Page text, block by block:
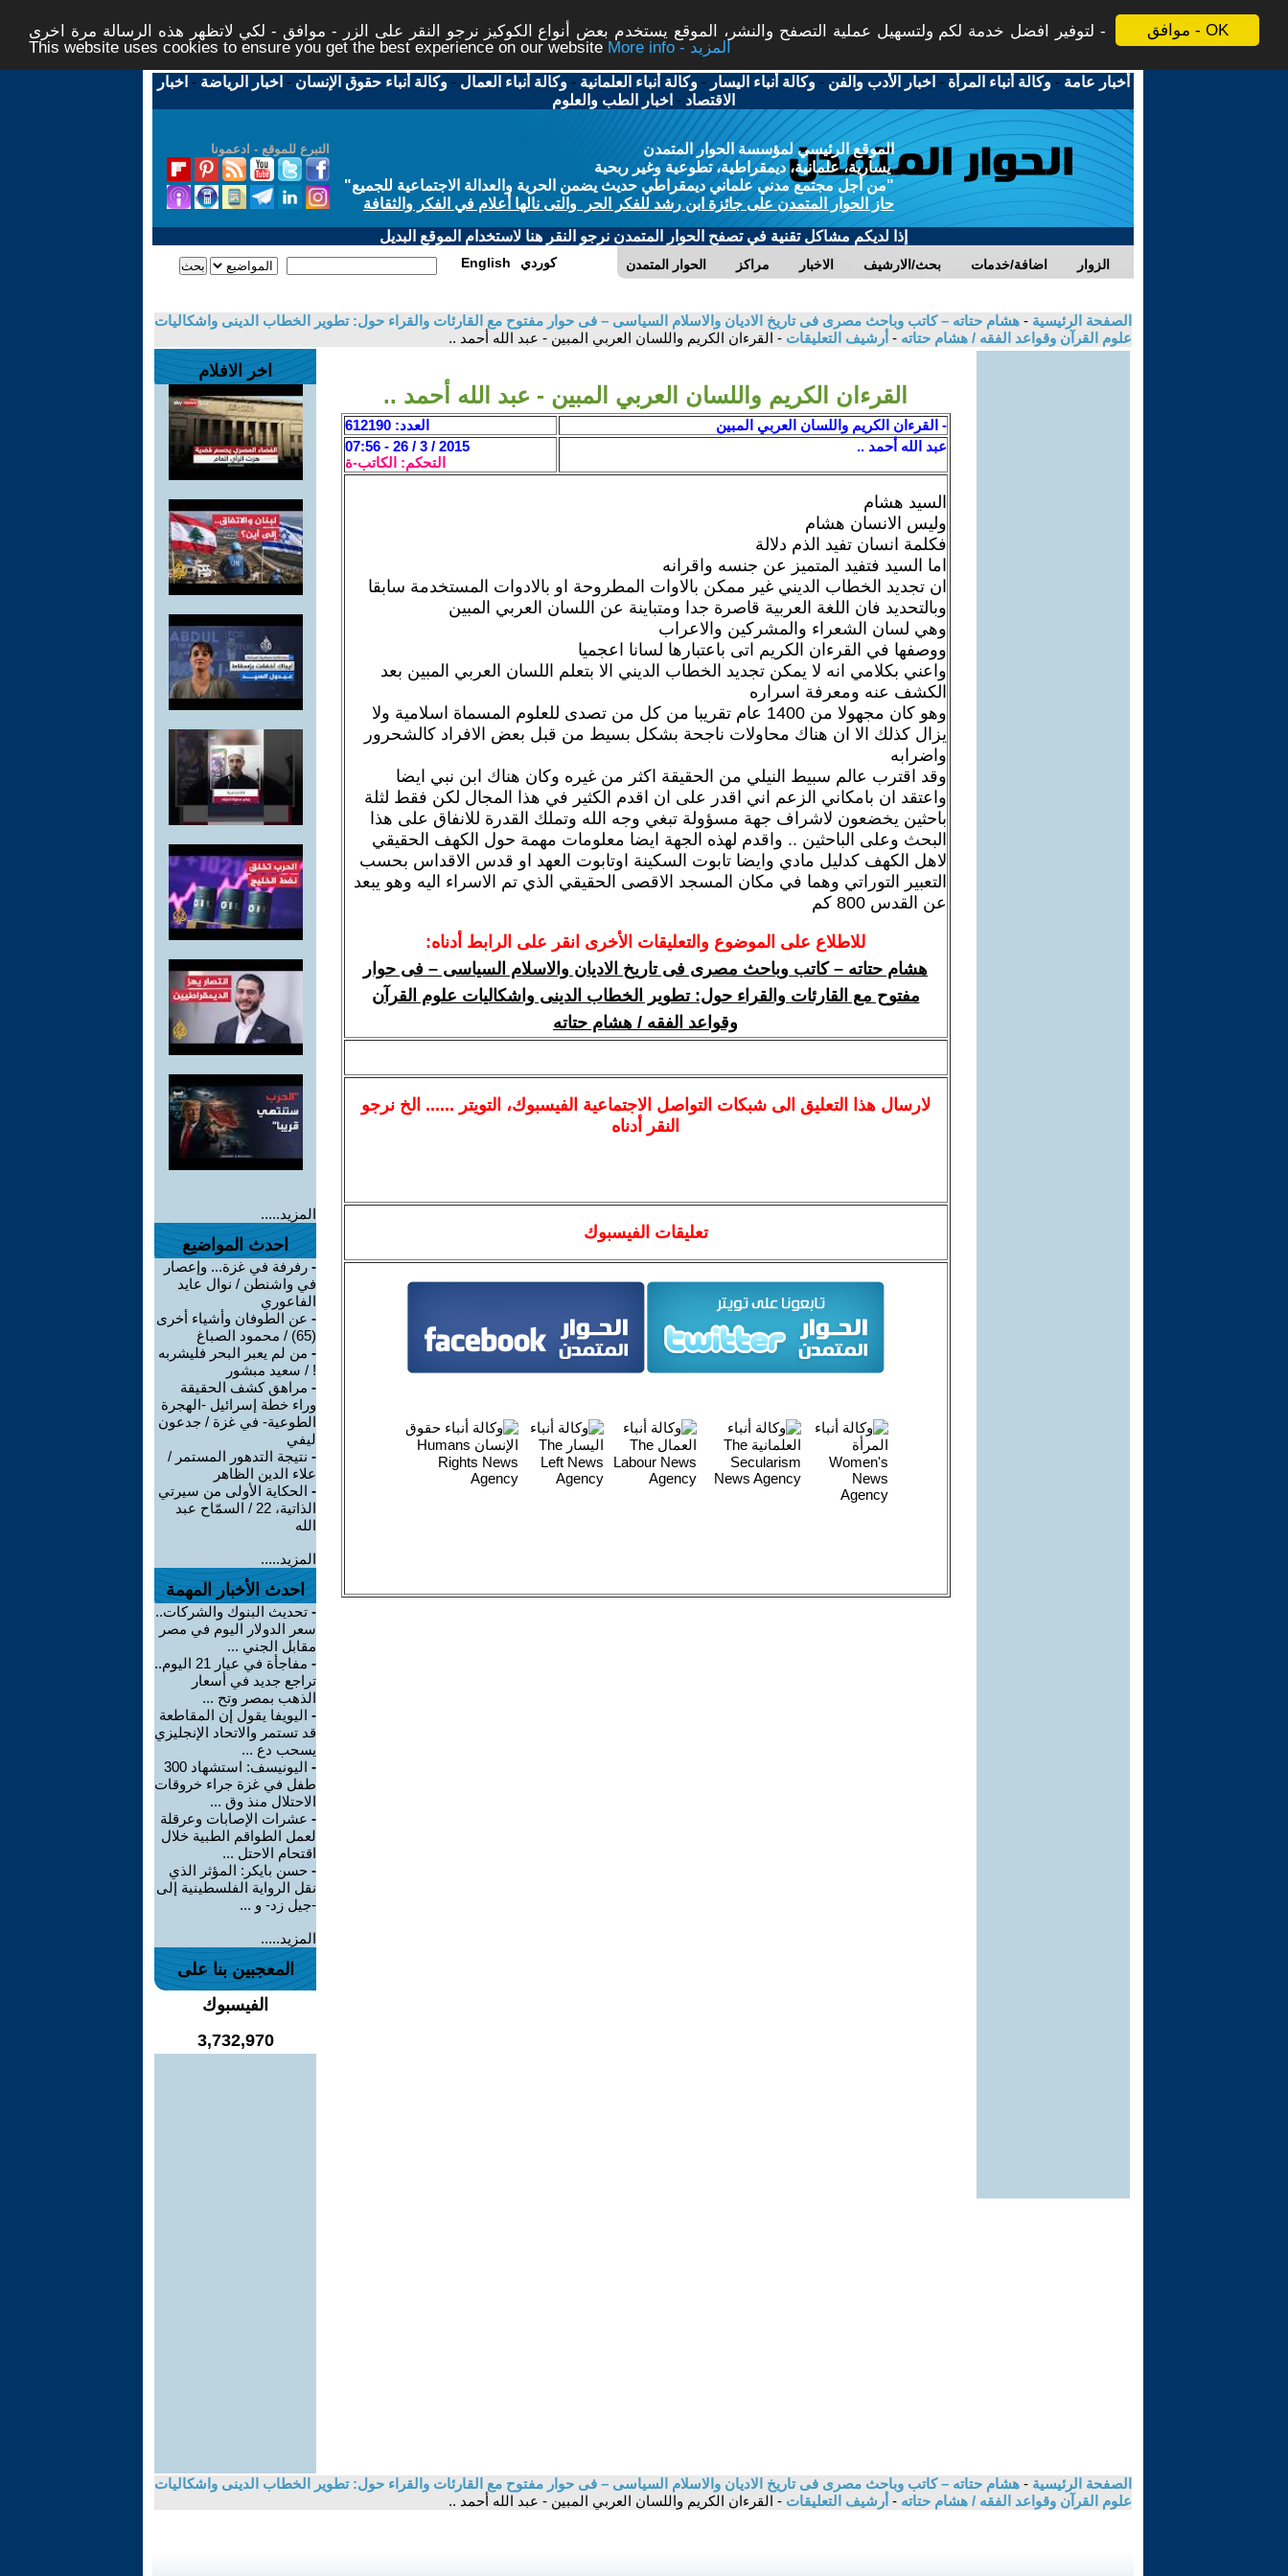
موافق - OK
لتوفير افضل خدمة لكم ولتسهيل عملية التصفح والنشر، الموقع يستخدم بعض أنواع الكوكيز نرجو النقر على الزر - موافق - لكي لاتظهر هذه الرسالة مرة اخرى -
This website uses cookies to ensure you get the best experience on our website
More info - المزيد
أخبار عامة -وكالة أنباء المرأة - اخبار الأدب والفن -وكالة أنباء اليسار -وكالة أنباء العلمانية -وكالة أنباء العمال -وكالة أنباء حقوق الإنسان - اخبار الرياضة - اخبار
الاقتصاد - اخبار الطب والعلوم
التبرع للموقع - ادعمونا
الموقع الرئيسي لمؤسسة الحوار المتمدن
يسارية، علمانية، ديمقراطية، تطوعية وغير ربحية
"من أجل مجتمع مدني علماني ديمقراطي حديث يضمن الحرية والعدالة الاجتماعية للجميع"
حاز الحوار المتمدن على جائزة ابن رشد للفكر الحر والتى نالها أعلام في الفكر والثقافة
إذا لديكم مشاكل تقنية في تصفح الحوار المتمدن نرجو النقر هنا لاستخدام الموقع البديل
الحوار المتمدن مراكز الاخبار بحث/الارشيف اضافة/خدمات الزوار English كوردي
الصفحة الرئيسية - هشام حتاته – كاتب وباحث مصرى فى تاريخ الاديان والاسلام السياسى – فى حوار مفتوح مع القارئات والقراء حول: تطوير الخطاب الدينى واشكاليات
علوم القرآن وقواعد الفقه / هشام حتاته - أرشيف التعليقات - القرءان الكريم واللسان العربي المبين - عبد الله أحمد ..
القرءان الكريم واللسان العربي المبين - عبد الله أحمد ..
- القرءان الكريم واللسان العربي المبين
العدد: 612190
عبد الله أحمد ..
2015 / 3 / 26 - 07:56
التحكم: الكاتب-ة
السيد هشام
وليس الانسان هشام
فكلمة انسان تفيد الذم دلالة
اما السيد فتفيد المتميز عن جنسه واقرانه
ان تجديد الخطاب الديني غير ممكن بالاوات المطروحة او بالادوات المستخدمة سابقا
وبالتحديد فان اللغة العربية قاصرة جدا ومتباينة عن اللسان العربي المبين
وهي لسان الشعراء والمشركين والاعراب
ووصفها في القرءان الكريم اتى باعتبارها لسانا اعجميا
واعني بكلامي انه لا يمكن تجديد الخطاب الديني الا بتعلم اللسان العربي المبين بعد
الكشف عنه ومعرفة اسراره
وهو كان مجهولا من 1400 عام تقريبا من كل من تصدى للعلوم المسماة اسلامية ولا
يزال كذلك الا ان هناك محاولات ناجحة بشكل بسيط من قبل بعض الافراد كالشحرور
واضرابه
وقد اقترب عالم سبيط النيلي من الحقيقة اكثر من غيره وكان هناك ابن نبي ايضا
واعتقد ان بامكاني الزعم اني اقدر على ان اقدم الكثير في هذا المجال لكن فقط لثلة
باحثين يخضعون لاشراف جهة مسؤولة تبغي وجه الله وتملك القدرة للانفاق على هذا
البحث وعلى الباحثين .. واقدم لهذه الجهة ايضا معلومات مهمة حول الكهف الحقيقي
لاهل الكهف كدليل مادي وايضا تابوت السكينة اوتابوت العهد او قدس الاقداس بحسب
التعبير التوراتي وهما في مكان المسجد الاقصى الحقيقي الذي تم الاسراء اليه وهو يبعد
عن القدس 800 كم
للاطلاع على الموضوع والتعليقات الأخرى انقر على الرابط أدناه:
هشام حتاته – كاتب وباحث مصرى فى تاريخ الاديان والاسلام السياسى – فى حوار
مفتوح مع القارئات والقراء حول: تطوير الخطاب الدينى واشكاليات علوم القرآن
وقواعد الفقه / هشام حتاته
لارسالهذا التعليق الى شبكات التواصل الاجتماعية الفيسبوك، التويتر ...... الخ نرجو
النقر أدناه
تعليقات الفيسبوك
اخر الافلام
المزيد.....
احدث المواضيع
- رفرفة في غزة... وإعصار
في واشنطن / نوال عايد
الفاعوري
- عن الطوفان وأشياء أخرى
(65) / محمود الصباغ
- من لم يعبر البحر فليشربه
! / سعيد مبشور
- مراهق كشف الحقيقة
وراء خطة إسرائيل -الهجرة
الطوعية- في غزة / جدعون
ليفي
- نتيجة التدهور المستمر /
علاء الدين الظاهر
- الحكاية الأولى من سيرتي
الذاتية، 22 / السمّاح عبد
الله
المزيد.....
احدث الأخبار المهمة
- تحديث البنوك والشركات..
سعر الدولار اليوم في مصر
مقابل الجني ...
-
مفاجأة في عيار 21 اليوم..
تراجع جديد في أسعار
الذهب بمصر وتح ...
- اليويفا يقول إن المقاطعة
قد تستمر والاتحاد الإنجليزي
يسحب دع ...
-
اليونيسف: استشهاد 300
طفل في غزة جراء خروقات
الاحتلال منذ وق ...
- عشرات الإصابات وعرقلة
لعمل الطواقم الطبية خلال
اقتحام الاحتل ...
- حسن بايكر: المؤثر الذي
نقل الرواية الفلسطينية إلى
-جيل زد- و ...
المزيد.....
المعجبين بنا على
الفيسبوك
3,732,970
الصفحة الرئيسية - هشام حتاته – كاتب وباحث مصرى فى تاريخ الاديان والاسلام السياسى – فى حوار مفتوح مع القارئات والقراء حول: تطوير الخطاب الدينى واشكاليات
علوم القرآن وقواعد الفقه / هشام حتاته - أرشيف التعليقات - القرءان الكريم واللسان العربي المبين - عبد الله أحمد ..